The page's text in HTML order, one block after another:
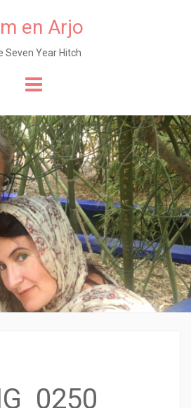
en Arjo
Seven Year Hitch